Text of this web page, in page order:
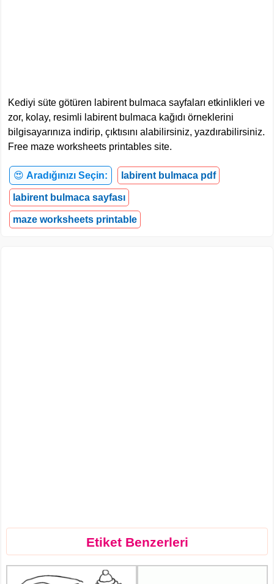
Kediyi süte götüren labirent bulmaca sayfaları etkinlikleri ve
zor, kolay, resimli labirent bulmaca kağıdı örneklerini
bilgisayarınıza indirip, çıktısını alabilirsiniz, yazdırabilirsiniz.
Free maze worksheets printables site.
😍 Aradığınızı Seçin: labirent bulmaca pdf
labirent bulmaca sayfası
maze worksheets printable
Etiket Benzerleri